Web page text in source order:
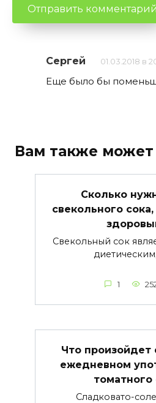
Сергей 01.03.2018 в
Еще было бы
Вам также может
Сколько
свекольного
Свекольный сок
1
Что произойдет
ежедневном
томатного
Сладковато-